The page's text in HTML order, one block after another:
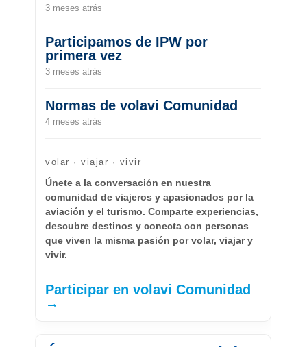
3 meses atrás
Participamos de IPW por
primera vez
3 meses atrás
Normas de volavi Comunidad
4 meses atrás
volar · viajar · vivir
Únete a la conversación en nuestra
comunidad de viajeros y apasionados por la
aviación y el turismo. Comparte experiencias,
descubre destinos y conecta con personas
que viven la misma pasión por volar, viajar y
vivir.
Participar en volavi Comunidad
→